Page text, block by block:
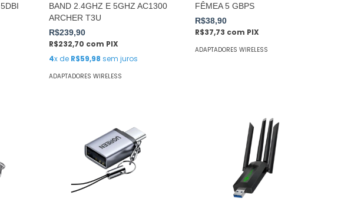
BAND 2.4GHZ E 5GHZ AC1300
ARCHER T3U
R$239,90
R$232,70 com PIX
4x de R$59,98 sem juros
ADAPTADORES WIRELESS
FÊMEA 5 GBPS
R$38,90
R$37,73 com PIX
ADAPTADORES WIRELESS